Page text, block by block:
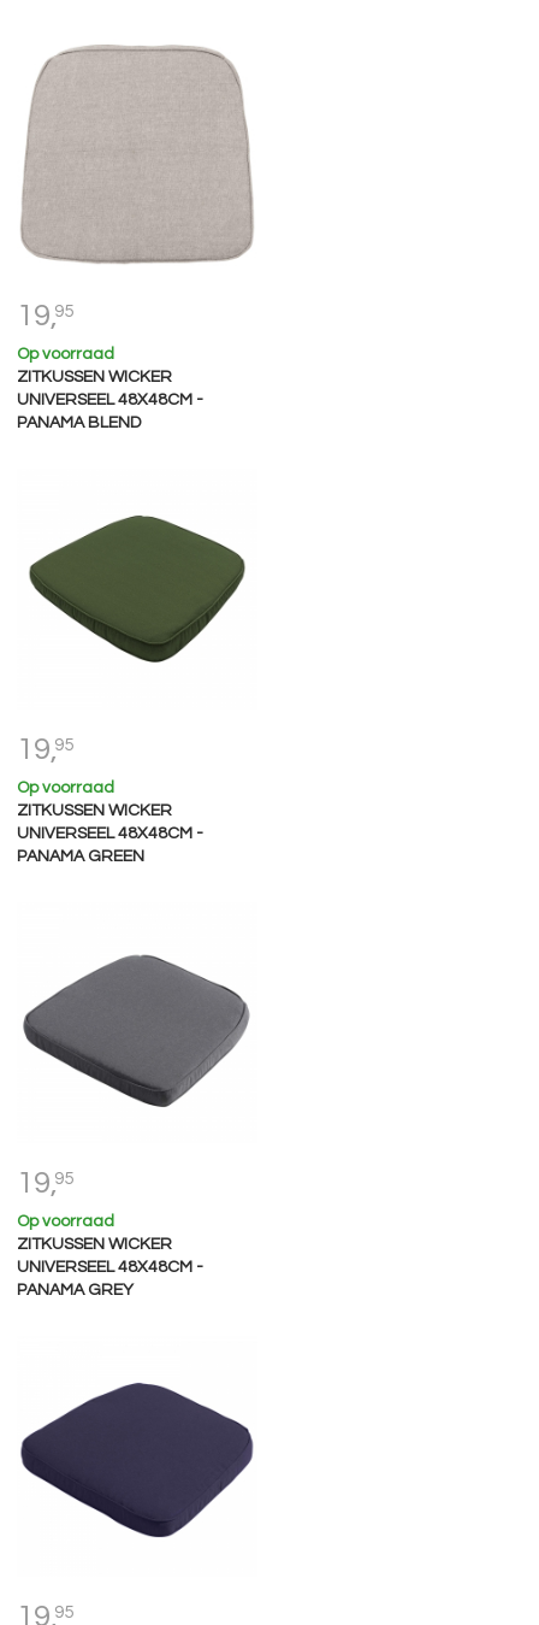
19,95
Op voorraad
ZITKUSSEN WICKER
UNIVERSEEL 48X48CM -
PANAMA BLEND
19,95
Op voorraad
ZITKUSSEN WICKER
UNIVERSEEL 48X48CM -
PANAMA GREEN
19,95
Op voorraad
ZITKUSSEN WICKER
UNIVERSEEL 48X48CM -
PANAMA GREY
19,95